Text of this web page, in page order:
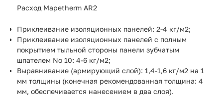
Расход Mapetherm AR2
Приклеивание изоляционных панелей: 2-4 кг/м2;
Приклеивание изоляционных панелей с полным
покрытием тыльной стороны панели зубчатым
шпателем No 10: 4-6 кг/м2;
Выравнивание (армирующий слой): 1,4-1,6 кг/м2 на 1
мм толщины (конечная рекомендованная толщина: 4
мм, обеспечивается нанесением в два слоя).